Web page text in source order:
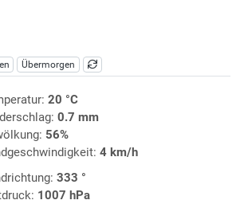
Übermorgen
20 °C
0.7 mm
56%
4 km/h
333 °
1007 hPa